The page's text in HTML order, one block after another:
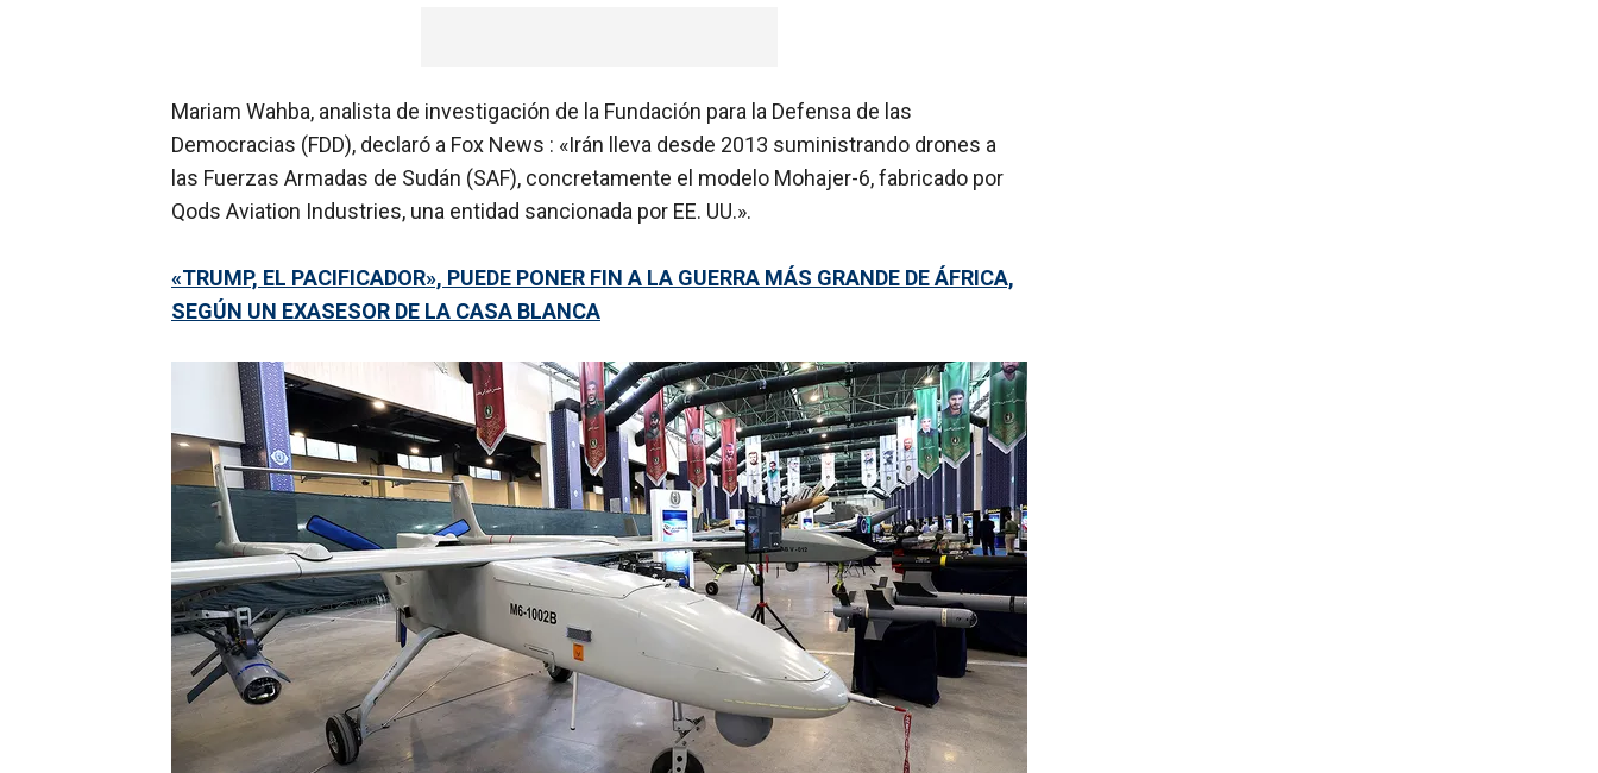
Mariam Wahba, analista de investigación de la Fundación para la Defensa de las
Democracias (FDD), declaró a Fox News : «Irán lleva desde 2013 suministrando drones a
las Fuerzas Armadas de Sudán (SAF), concretamente el modelo Mohajer-6, fabricado por
Qods Aviation Industries, una entidad sancionada por EE. UU.».
«TRUMP, EL PACIFICADOR», PUEDE PONER FIN A LA GUERRA MÁS GRANDE DE ÁFRICA,
SEGÚN UN EXASESOR DE LA CASA BLANCA